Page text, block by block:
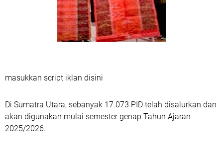
masukkan script iklan disini
Di Sumatra Utara, sebanyak 17.073 PID telah disalurkan dan
akan digunakan mulai semester genap Tahun Ajaran
2025/2026.